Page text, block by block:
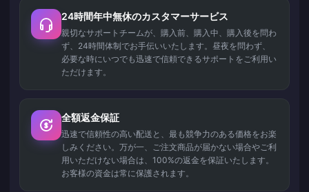
24時間年中無休のカスタマーサービス
親切なサポートチームが、購入前、購入中、購入後を問わ
ず、24時間体制でお手伝いいたします。昼夜を問わず、
必要な時にいつでも迅速で信頼できるサポートをご利用い
ただけます。
全額返金保証
迅速で信頼性の高い配送と、最も競争力のある価格をお楽
しみください。万が一、ご注文商品が届かない場合やご利
用いただけない場合は、100%の返金を保証いたします。
お客様の資金は常に保護されます。